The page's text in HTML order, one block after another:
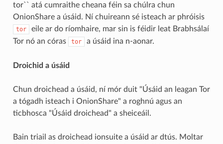
tor`` atá cumraithe cheana féin sa chúlra chun
OnionShare a úsáid. Ní chuireann sé isteach ar phróisis
tor
eile ar do ríomhaire, mar sin is féidir leat Brabhsálaí
Tor nó an córas
tor a úsáid ina n-aonar.
Droichid a úsáid
Chun droichead a úsáid, ní mór duit "Úsáid an leagan Tor
a tógadh isteach i OnionShare" a roghnú agus an
ticbhosca "Úsáid droichead" a sheiceáil.
Bain triail as droichead ionsuite a úsáid ar dtús. Moltar